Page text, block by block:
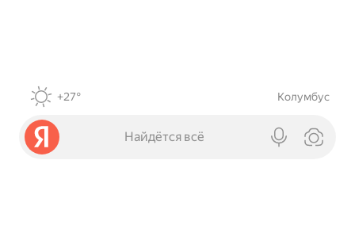
+27° Колумбус
Найдётся всё